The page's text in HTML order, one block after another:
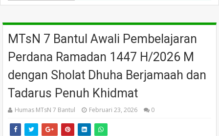
MTsN 7 Bantul Awali Pembelajaran
Perdana Ramadan 1447 H/2026 M
dengan Sholat Dhuha Berjamaah dan
Tadarus Penuh Khidmat
Humas MTsN 7 Bantul Februari 23, 2026 0